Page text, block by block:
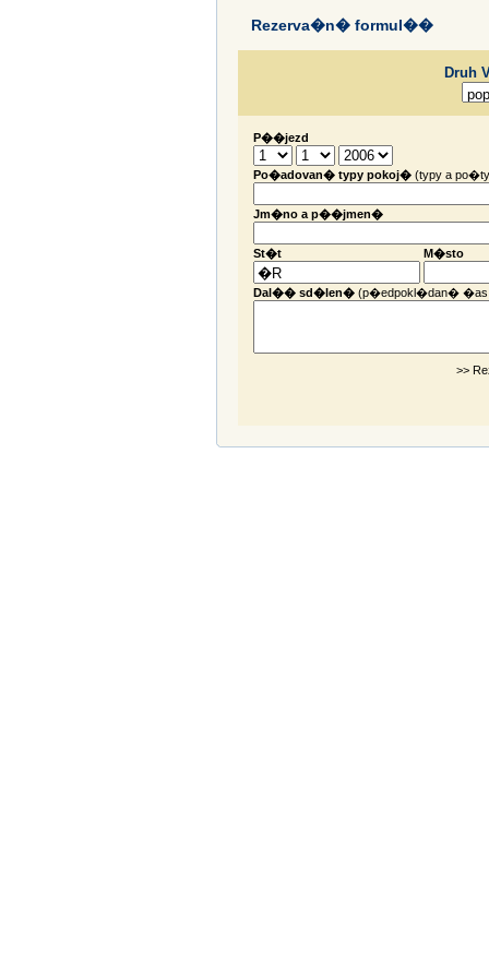
Rezerva�n� formul��
Druh
P��jezd
Po�adovan� typy pokoj�(typy a
Jm�no a p��jmen�
St�t M�sto
Dal�� sd�len�(p�edpokl�dan�
>>